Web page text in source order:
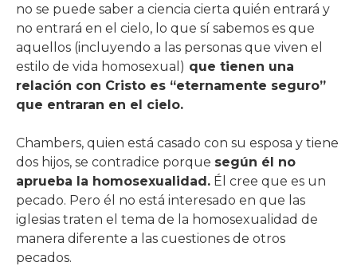
no se puede saber a ciencia cierta quién entrará y
no entrará en el cielo, lo que sí sabemos es que
aquellos (incluyendo a las personas que viven el
estilo de vida homosexual) que tienen una
relación con Cristo es “eternamente seguro”
que entraran en el cielo.
Chambers, quien está casado con su esposa y tiene
dos hijos, se contradice porque según él no
aprueba la homosexualidad. Él cree que es un
pecado. Pero él no está interesado en que las
iglesias traten el tema de la homosexualidad de
manera diferente a las cuestiones de otros
pecados.